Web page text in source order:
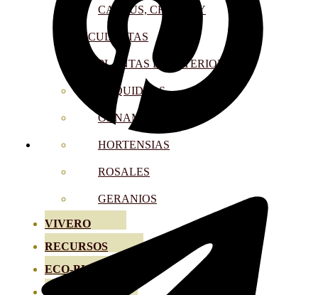
CACTUS, CRASAS Y
SUCULENTAS
PLANTAS DE INTERIOR
ORQUIDEAS
ORNAMENTALES
HORTENSIAS
ROSALES
GERANIOS
VIVERO
RECURSOS
ECO-BLOG